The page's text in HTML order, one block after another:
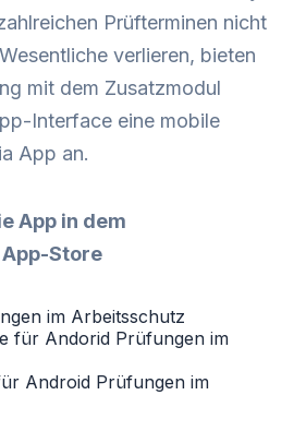
Prüfterminen nicht
verlieren, bieten
mit dem Zusatzmodul
Interface eine mobile
App an.
App in dem
Store
im Arbeitsschutz
für Andorid Prüfungen im
Android Prüfungen im